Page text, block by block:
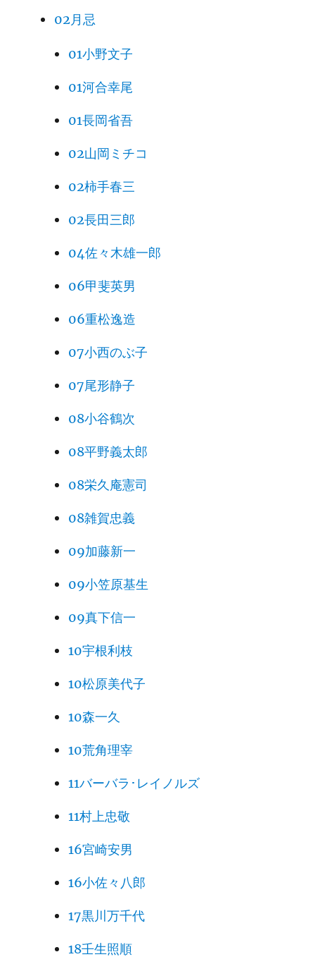
02月忌
01小野文子
01河合幸尾
01長岡省吾
02山岡ミチコ
02柿手春三
02長田三郎
04佐々木雄一郎
06甲斐英男
06重松逸造
07小西のぶ子
07尾形静子
08小谷鶴次
08平野義太郎
08栄久庵憲司
08雑賀忠義
09加藤新一
09小笠原基生
09真下信一
10宇根利枝
10松原美代子
10森一久
10荒角理宰
11バーバラ･レイノルズ
11村上忠敬
16宮崎安男
16小佐々八郎
17黒川万千代
18壬生照順